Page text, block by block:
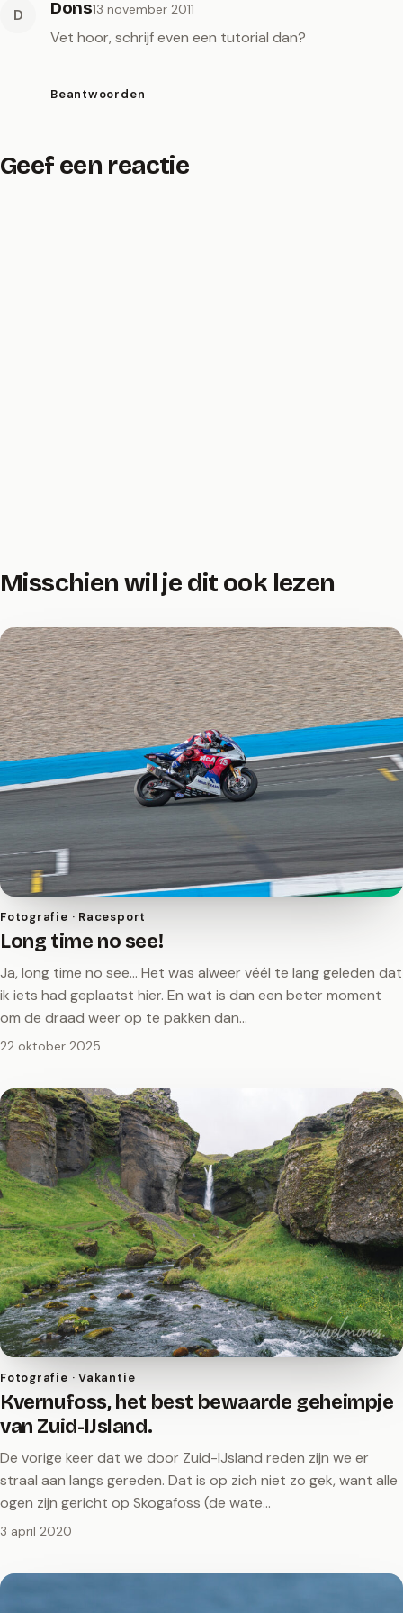
D Dons13 november 2011
Vet hoor, schrijf even een tutorial dan?
Beantwoorden
Geef een reactie
Misschien wil je dit ook lezen
Fotografie · Racesport
Long time no see!
Ja, long time no see… Het was alweer véél te lang geleden dat
ik iets had geplaatst hier. En wat is dan een beter moment
om de draad weer op te pakken dan…
22 oktober 2025
Fotografie · Vakantie
Kvernufoss, het best bewaarde geheimpje
van Zuid-IJsland.
De vorige keer dat we door Zuid-IJsland reden zijn we er
straal aan langs gereden. Dat is op zich niet zo gek, want alle
ogen zijn gericht op Skogafoss (de wate…
3 april 2020